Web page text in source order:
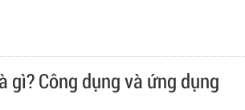
gì? Công dụng và ứng dụng